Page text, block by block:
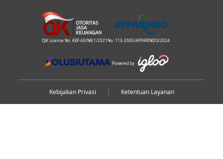
OJK License No. KEP-60/NB.1/2021No. 113-2005/APPARINDO/2024
Powered by
Kebijakan Privasi Ketentuan Layanan